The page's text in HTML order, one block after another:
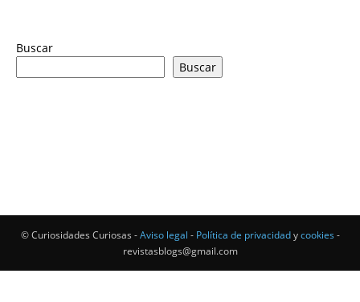
Buscar
Buscar
© Curiosidades Curiosas -Aviso legal - Política de privacidadycookies -
revistasblogs@gmail.com